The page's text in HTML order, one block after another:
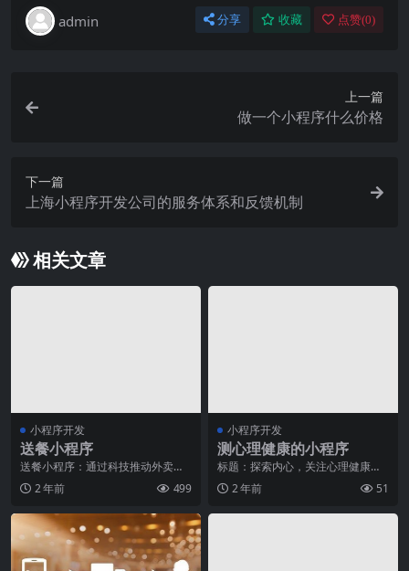
admin 分享 收藏 点赞(0)
上一篇
做一个小程序什么价格
下一篇
上海小程序开发公司的服务体系和反馈机制
相关文章
小程序开发
送餐小程序
送餐小程序：通过科技推动外卖行
业发展引言近年来，外卖市场规模
不断扩大，消费者对于
2 年前 499
小程序开发
测心理健康的小程序
标题：探索内心，关注心理健康
——《测心理健康的小程序》助您
找到内心的平衡随着现代
2 年前 51